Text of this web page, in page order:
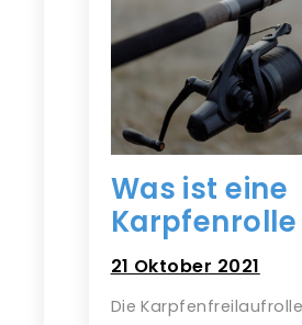
Was ist eine
Karpfenrolle
21 Oktober 2021
Die